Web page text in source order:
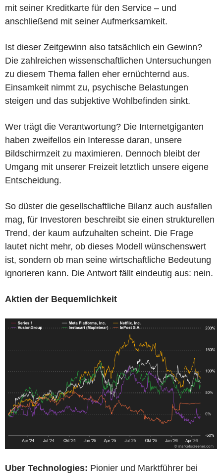
mit seiner Kreditkarte für den Service – und
anschließend mit seiner Aufmerksamkeit.
Ist dieser Zeitgewinn also tatsächlich ein Gewinn?
Die zahlreichen wissenschaftlichen Untersuchungen
zu diesem Thema fallen eher ernüchternd aus.
Einsamkeit nimmt zu, psychische Belastungen
steigen und das subjektive Wohlbefinden sinkt.
Wer trägt die Verantwortung? Die Internetgiganten
haben zweifellos ein Interesse daran, unsere
Bildschirmzeit zu maximieren. Dennoch bleibt der
Umgang mit unserer Freizeit letztlich unsere eigene
Entscheidung.
So düster die gesellschaftliche Bilanz auch ausfallen
mag, für Investoren beschreibt sie einen strukturellen
Trend, der kaum aufzuhalten scheint. Die Frage
lautet nicht mehr, ob dieses Modell wünschenswert
ist, sondern ob man seine wirtschaftliche Bedeutung
ignorieren kann. Die Antwort fällt eindeutig aus: nein.
Aktien der Bequemlichkeit
Uber Technologies: Pionier und Marktführer bei